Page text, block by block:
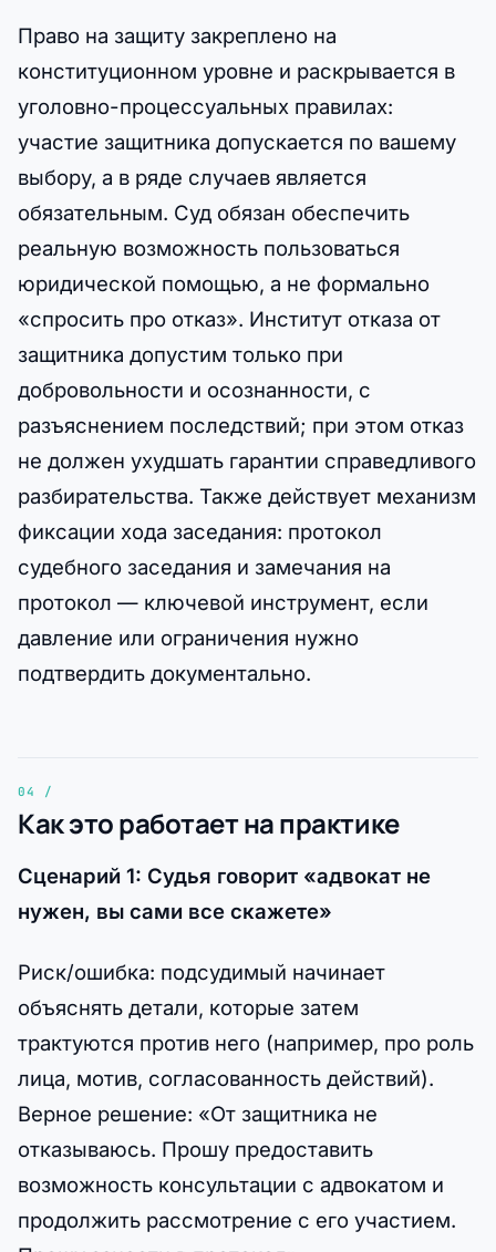
Право на защиту закреплено на
конституционном уровне и раскрывается в
уголовно-процессуальных правилах:
участие защитника допускается по вашему
выбору, а в ряде случаев является
обязательным. Суд обязан обеспечить
реальную возможность пользоваться
юридической помощью, а не формально
«спросить про отказ». Институт отказа от
защитника допустим только при
добровольности и осознанности, с
разъяснением последствий; при этом отказ
не должен ухудшать гарантии справедливого
разбирательства. Также действует механизм
фиксации хода заседания: протокол
судебного заседания и замечания на
протокол — ключевой инструмент, если
давление или ограничения нужно
подтвердить документально.
Как это работает на практике
Сценарий 1: Судья говорит «адвокат не
нужен, вы сами все скажете»
Риск/ошибка: подсудимый начинает
объяснять детали, которые затем
трактуются против него (например, про роль
лица, мотив, согласованность действий).
Верное решение: «От защитника не
отказываюсь. Прошу предоставить
возможность консультации с адвокатом и
продолжить рассмотрение с его участием.